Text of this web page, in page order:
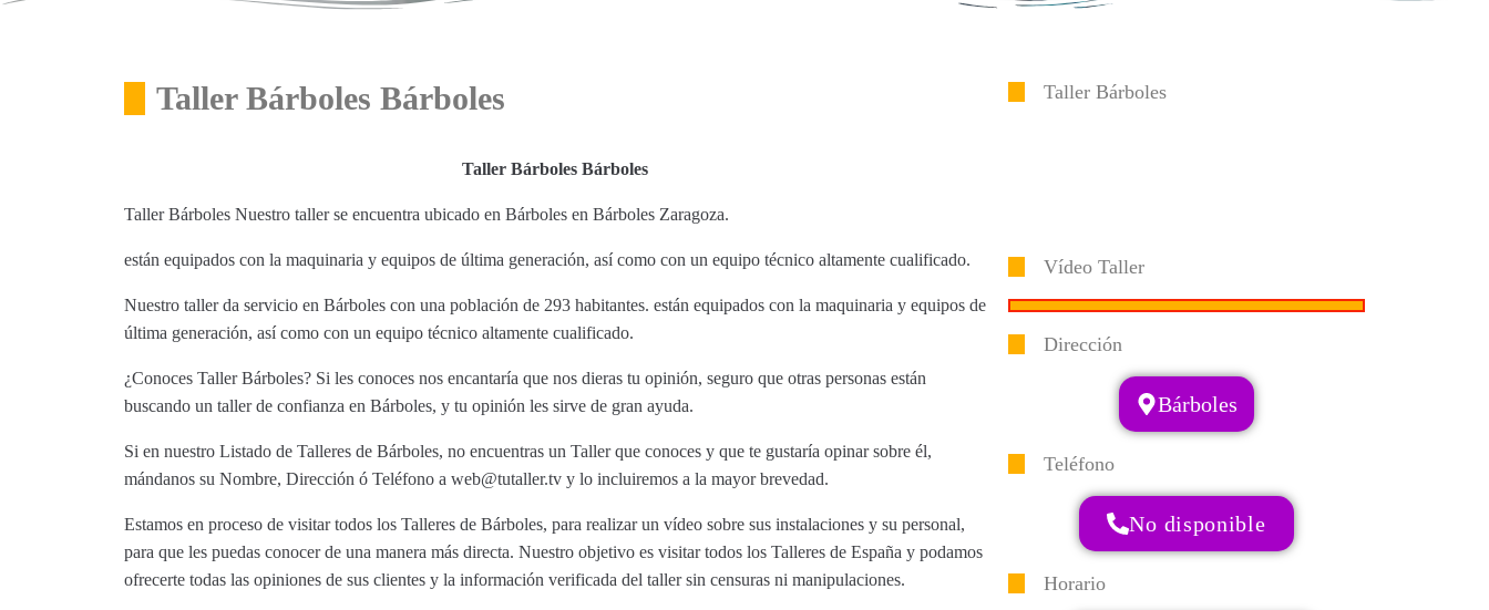
Taller Bárboles Bárboles
Taller Bárboles Bárboles
Taller Bárboles Nuestro taller se encuentra ubicado en Bárboles en Bárboles Zaragoza.
están equipados con la maquinaria y equipos de última generación, así como con un equipo técnico altamente cualificado.
Nuestro taller da servicio en Bárboles con una población de 293 habitantes. están equipados con la maquinaria y equipos de
última generación, así como con un equipo técnico altamente cualificado.
¿Conoces Taller Bárboles? Si les conoces nos encantaría que nos dieras tu opinión, seguro que otras personas están
buscando un taller de confianza en Bárboles, y tu opinión les sirve de gran ayuda.
Si en nuestro Listado de Talleres de Bárboles, no encuentras un Taller que conoces y que te gustaría opinar sobre él,
mándanos su Nombre, Dirección ó Teléfono a web@tutaller.tv y lo incluiremos a la mayor brevedad.
Estamos en proceso de visitar todos los Talleres de Bárboles, para realizar un vídeo sobre sus instalaciones y su personal,
para que les puedas conocer de una manera más directa. Nuestro objetivo es visitar todos los Talleres de España y podamos
ofrecerte todas las opiniones de sus clientes y la información verificada del taller sin censuras ni manipulaciones.
Taller Bárboles
Vídeo Taller
Dirección
Bárboles
Teléfono
No disponible
Horario